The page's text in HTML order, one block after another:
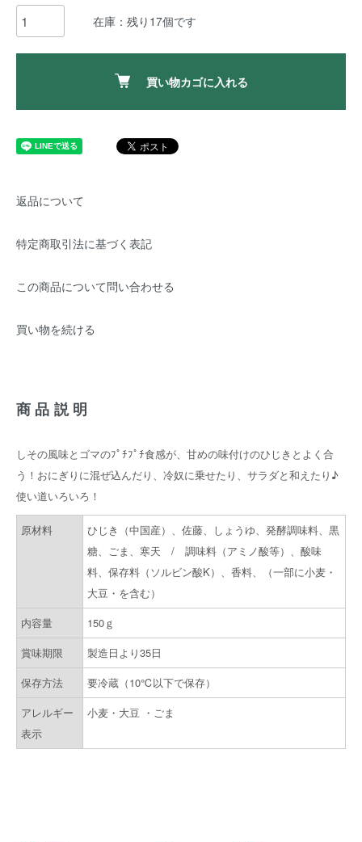
在庫：残り17個です
買い物カゴに入れる
返品について
特定商取引法に基づく表記
この商品について問い合わせる
買い物を続ける
商品説明
しその風味とゴマのﾌﾟﾁﾌﾟﾁ食感が、甘めの味付けのひじきとよく合
う！おにぎりに混ぜ込んだり、冷奴に乗せたり、サラダと和えたり♪
使い道いろいろ！
原材料
ひじき（中国産）、佐藤、しょうゆ、発酵調味料、黒
糖、ごま、寒天 / 調味料（アミノ酸等）、酸味
料、保存料（ソルビン酸K）、香料、（一部に小麦・
大豆・を含む）
内容量
150ｇ
賞味期限
製造日より35日
保存方法
要冷蔵（10℃以下で保存）
アレルギー
表示
小麦・大豆 ・ごま